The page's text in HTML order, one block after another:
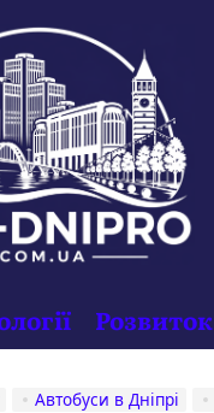
Розвиток
Автобуси в Дніпрі